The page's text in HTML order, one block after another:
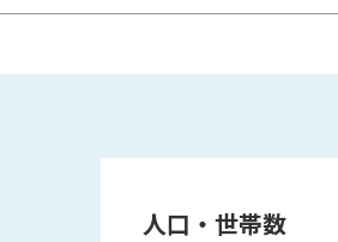
人口・世帯数